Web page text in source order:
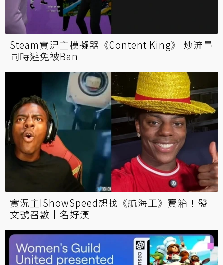
Steam實況主模擬器《Content King》 炒流量
同時避免被Ban
實況主IShowSpeed想找《航海王》寶箱！發
文號召數十名好漢